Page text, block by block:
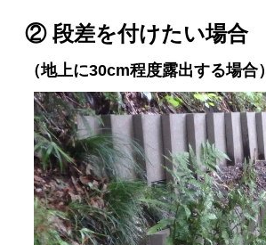
② 段差を付けたい場合
（地上に30cm程度露出する場合）